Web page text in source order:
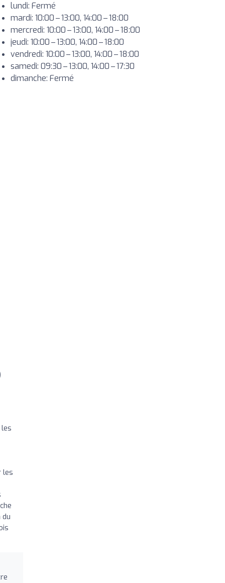
lundi: Fermé
mardi: 10:00 – 13:00, 14:00 – 18:00
mercredi: 10:00 – 13:00, 14:00 – 18:00
jeudi: 10:00 – 13:00, 14:00 – 18:00
vendredi: 10:00 – 13:00, 14:00 – 18:00
samedi: 09:30 – 13:00, 14:00 – 17:30
dimanche: Fermé
les